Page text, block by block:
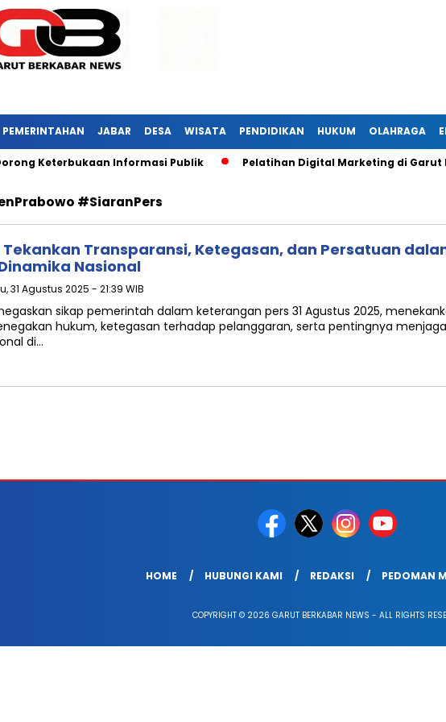
PEMERINTAHAN JABAR DESA WISATA PENDIDIKAN HUKUM OLAHRAGA
Keterbukaan Informasi Publik Pelatihan Digital Marketing di Garut
#SiaranPers
Tekankan Transparansi, Ketegasan, dan Persatuan
Nasional
31 Agustus 2025 - 21:39 WIB
sikap pemerintah dalam keterangan pers 31 Agustus 2025,
hukum, ketegasan terhadap pelanggaran, serta pentingnya menjaga
di…
HOME HUBUNGI KAMI REDAKSI PEDOMAN
COPYRIGHT © 2026 GARUT BERKABAR NEWS - ALL RIGHTS